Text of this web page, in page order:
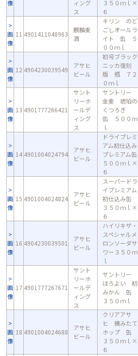
像
ィング
ス
３５０ｍｌ×
６
画
像
11 4901411048963
麒麟麦
酒
キリン のど
ごしオールラ
イト 缶 ５
００ｍｌ
画
像
12 4904230039549
アサヒ
ビール
初号ブラック
ニッカ復刻
版 瓶 ７２
０ｍｌ
画
像
13 4901777266421
サント
リーホ
ールデ
ィング
ス
サントリー
金麦 琥珀の
くつろぎ
缶 ５００ｍ
ｌ
画
像
14 4901004024794
アサヒ
ビール
ドライプレミ
アム初仕込み
プレミアム缶
５００ｍｌ×
６
画
像
15 4901004024824
アサヒ
ビール
スーパードラ
イプレミアム
初仕込み缶
３５０ｍｌ×
６
画
像
16 4904230039501
アサヒ
ビール
ハイリキザ・
スペシャルメ
ロンソーダサ
ワー３５０ｍ
ｌ
画
像
17 4901777267671
サント
リーホ
ールデ
ィング
ス
サントリー
ほろよい 初
みかん 缶
３５０ｍｌ
画
像
18 4901004024688
アサヒ
ビール
クリアアサ
ヒ 摘みたて
ホップ 缶
３５０ｍｌ×
６